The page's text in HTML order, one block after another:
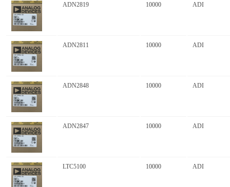
ADN2819 10000 ADI
ADN2811 10000 ADI
ADN2848 10000 ADI
ADN2847 10000 ADI
LTC5100 10000 ADI